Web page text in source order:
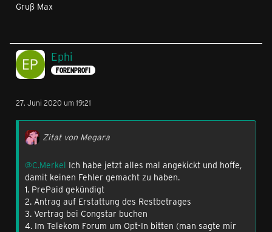
Gruß Max
Ephi
FORENPROFI
27. Juni 2020 um 19:21
Zitat von Megara
@C.Merkel Ich habe jetzt alles mal angekickt und hoffe,
damit keinen Fehler gemacht zu haben.
1. PrePaid gekündigt
2. Antrag auf Erstattung des Restbetrages
3. Vertrag bei Congstar buchen
4. Im Telekom Forum um Opt-In bitten (man sagte mir